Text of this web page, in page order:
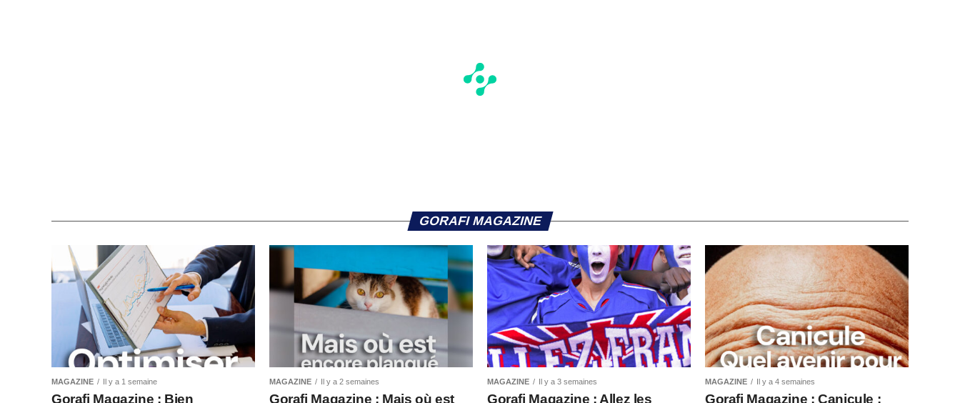
GORAFI MAGAZINE
MAGAZINE Il y a 1 semaine
Gorafi Magazine : Bien
MAGAZINE Il y a 2 semaines
Gorafi Magazine : Mais où est
MAGAZINE Il y a 3 semaines
Gorafi Magazine : Allez les
MAGAZINE Il y a 4 semaines
Gorafi Magazine : Canicule :